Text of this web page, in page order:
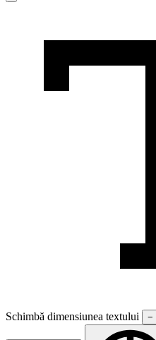
Schimbă dimensiunea textului −